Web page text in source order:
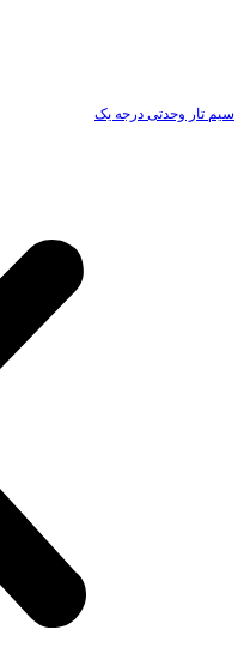
سیم تار وحدتی درجه یک